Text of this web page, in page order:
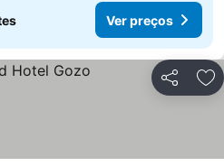
Ver preços
Partilhar